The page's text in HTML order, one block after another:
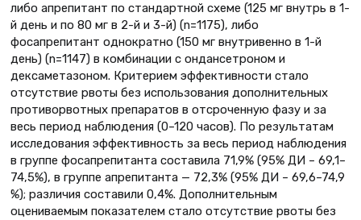
либо апрепитант по стандартной схеме (125 мг внутрь в 1-
й день и по 80 мг в 2-й и 3-й) (n=1175), либо
фосапрепитант однократно (150 мг внутривенно в 1-й
день) (n=1147) в комбинации с ондансетроном и
дексаметазоном. Критерием эффективности стало
отсутствие рвоты без использования дополнительных
противорвотных препаратов в отсроченную фазу и за
весь период наблюдения (0–120 часов). По результатам
исследования эффективность за весь период наблюдения
в группе фосапрепитанта составила 71,9% (95% ДИ – 69,1–
74,5%), в группе апрепитанта — 72,3% (95% ДИ – 69,6–74,9
%); различия составили 0,4%. Дополнительным
оцениваемым показателем стало отсутствие рвоты без